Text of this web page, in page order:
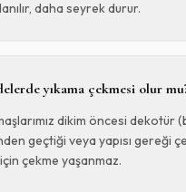
daha seyrek durur.
yıkama çekmesi olur
dikim öncesi dekotür
geçtiği veya yapısı gereği
çekme yaşanmaz.